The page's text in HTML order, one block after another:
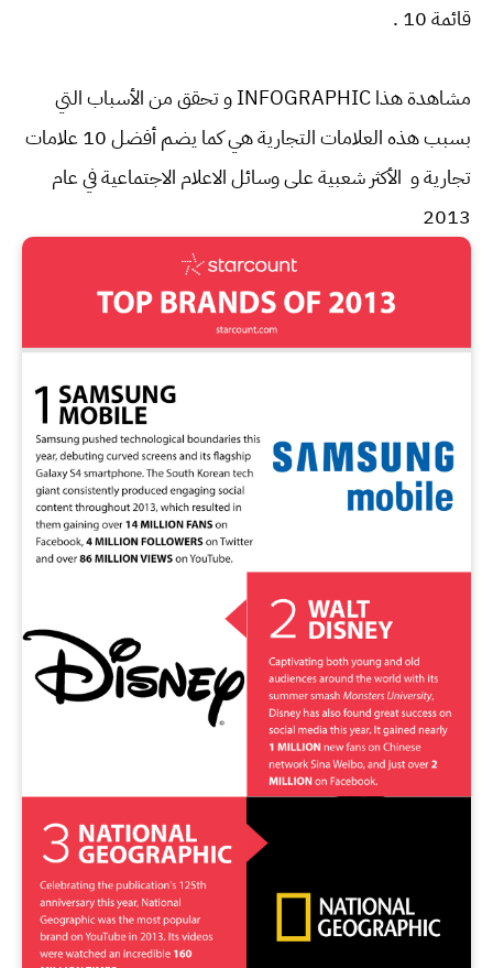
قائمة 10 .
مشاهدة هذا INFOGRAPHIC و تحقق من الأسباب التي
بسبب هذه العلامات التجارية هي كما يضم أفضل 10 علامات
تجارية و الأكثر شعبية على وسائل الاعلام الاجتماعية في عام
2013